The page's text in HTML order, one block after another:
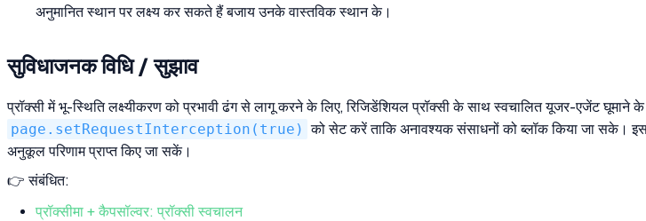
अनुमानित स्थान पर लक्ष्य कर सकते हैं बजाय उनके वास्तविक स्थान के।
सुविधाजनक विधि / सुझाव
प्रॉक्सी में भू-स्थिति लक्ष्यीकरण को प्रभावी ढंग से लागू करने के लिए, रिजिडेंशियल प्रॉक्सी के साथ स्वचालित यूजर-एजेंट
page.setRequestInterception(true) को सेट करें ताकि अनावश्यक संसाधनों को ब्लॉक किया जा सके।
अनुकूल परिणाम प्राप्त किए जा सकें।
👉 संबंधित:
प्रॉक्सीमा + कैपसॉल्वर: प्रॉक्सी स्वचालन